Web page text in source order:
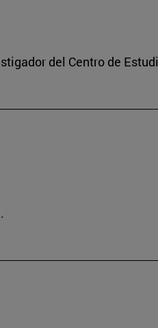
del Centro de